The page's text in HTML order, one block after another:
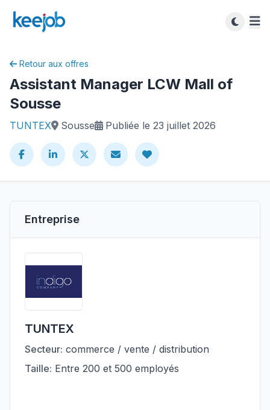
Retour aux offres
Assistant Manager LCW Mall of
Sousse
TUNTEX Sousse Publiée le 23 juillet 2026
Entreprise
TUNTEX
Secteur: commerce / vente / distribution
Taille: Entre 200 et 500 employés